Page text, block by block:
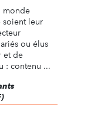
monde
soient leur
ou élus
et de
: contenu ...